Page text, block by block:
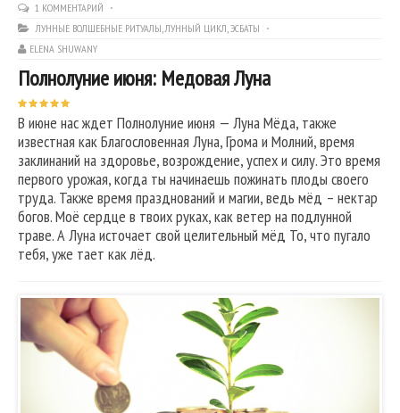
1 КОММЕНТАРИЙ
ЛУННЫЕ ВОЛШЕБНЫЕ РИТУАЛЫ,ЛУННЫЙ ЦИКЛ,ЭСБАТЫ
ELENA SHUWANY
Полнолуние июня: Медовая Луна
В июне нас ждет Полнолуние июня — Луна Мёда, также
известная как Благословенная Луна, Грома и Молний, время
заклинаний на здоровье, возрождение, успех и силу. Это время
первого урожая, когда ты начинаешь пожинать плоды своего
труда. Также время празднований и магии, ведь мёд – нектар
богов. Моё сердце в твоих руках, как ветер на подлунной
траве. А Луна источает свой целительный мёд То, что пугало
тебя, уже тает как лёд.